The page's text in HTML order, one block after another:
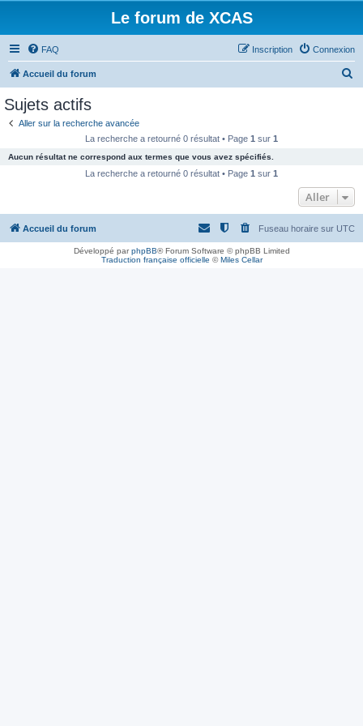
Le forum de XCAS
FAQ Connexion
Inscription
Accueil du forum
c
e
Sujets actifs
Aller sur la recherche avancée
La recherche a retourné 0 résultat • Page 1 sur 1
Aucun résultat ne correspond aux termes que vous avez spécifiés.
La recherche a retourné 0 résultat • Page 1 sur 1
Aller
Accueil du forum Fuseau horaire sur UTC
Développé parphpBB® Forum Software © phpBB Limited
Traduction française officielle ©Miles Cellar